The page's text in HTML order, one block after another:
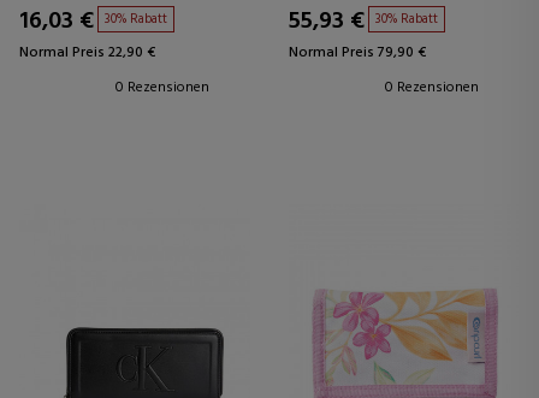
16,03 € 30% Rabatt
Normal Preis 22,90 €
0 Rezensionen
55,93 € 30% Rabatt
Normal Preis 79,90 €
0 Rezensionen